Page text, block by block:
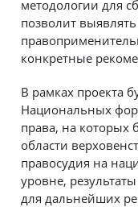
методологии для
позволит
конкретные
В рамках проекта
Национальных
права, на которых
области
правосудия на
уровне,
для дальнейших